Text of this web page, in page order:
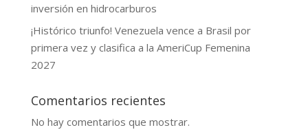
inversión en hidrocarburos
¡Histórico triunfo! Venezuela vence a Brasil por
primera vez y clasifica a la AmeriCup Femenina
2027
Comentarios recientes
No hay comentarios que mostrar.